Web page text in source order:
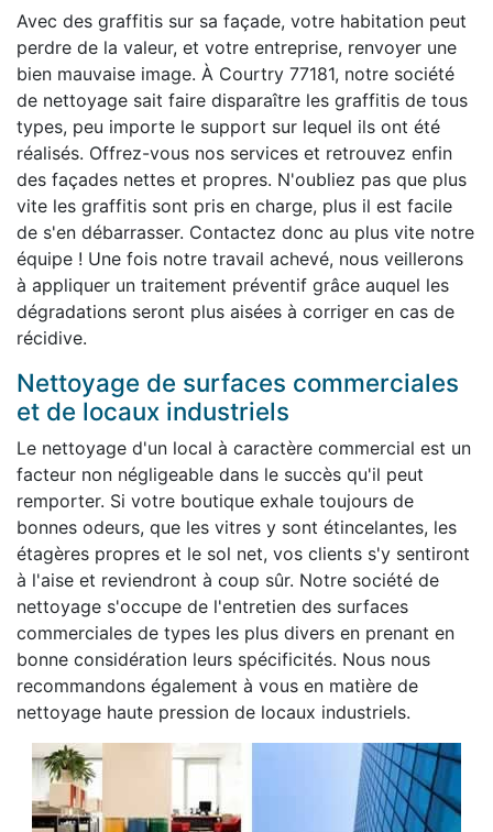
Avec des graffitis sur sa façade, votre habitation peut
perdre de la valeur, et votre entreprise, renvoyer une
bien mauvaise image. À Courtry 77181, notre société
de nettoyage sait faire disparaître les graffitis de tous
types, peu importe le support sur lequel ils ont été
réalisés. Offrez-vous nos services et retrouvez enfin
des façades nettes et propres. N'oubliez pas que plus
vite les graffitis sont pris en charge, plus il est facile
de s'en débarrasser. Contactez donc au plus vite notre
équipe ! Une fois notre travail achevé, nous veillerons
à appliquer un traitement préventif grâce auquel les
dégradations seront plus aisées à corriger en cas de
récidive.
Nettoyage de surfaces commerciales
et de locaux industriels
Le nettoyage d'un local à caractère commercial est un
facteur non négligeable dans le succès qu'il peut
remporter. Si votre boutique exhale toujours de
bonnes odeurs, que les vitres y sont étincelantes, les
étagères propres et le sol net, vos clients s'y sentiront
à l'aise et reviendront à coup sûr. Notre société de
nettoyage s'occupe de l'entretien des surfaces
commerciales de types les plus divers en prenant en
bonne considération leurs spécificités. Nous nous
recommandons également à vous en matière de
nettoyage haute pression de locaux industriels.